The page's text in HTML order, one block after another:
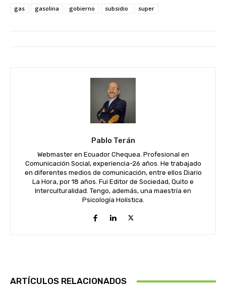
gas
gasolina gobierno subsidio super
Pablo Terán
Webmaster en Ecuador Chequea. Profesional en
Comunicación Social, experiencia-26 años. He trabajado
en diferentes medios de comunicación, entre ellos Diario
La Hora, por 18 años. Fui Editor de Sociedad, Quito e
Interculturalidad. Tengo, además, una maestría en
Psicología Holística.
ARTÍCULOS RELACIONADOS